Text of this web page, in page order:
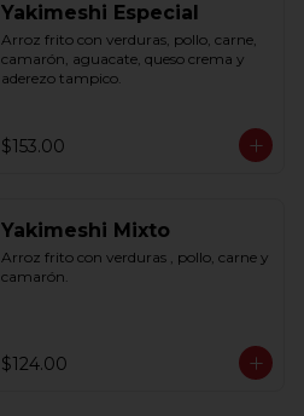
Yakimeshi Especial
Arroz frito con verduras, pollo, carne,
camarón, aguacate, queso crema y
aderezo tampico.
$153.00
Yakimeshi Mixto
Arroz frito con verduras , pollo, carne y
camarón.
$124.00